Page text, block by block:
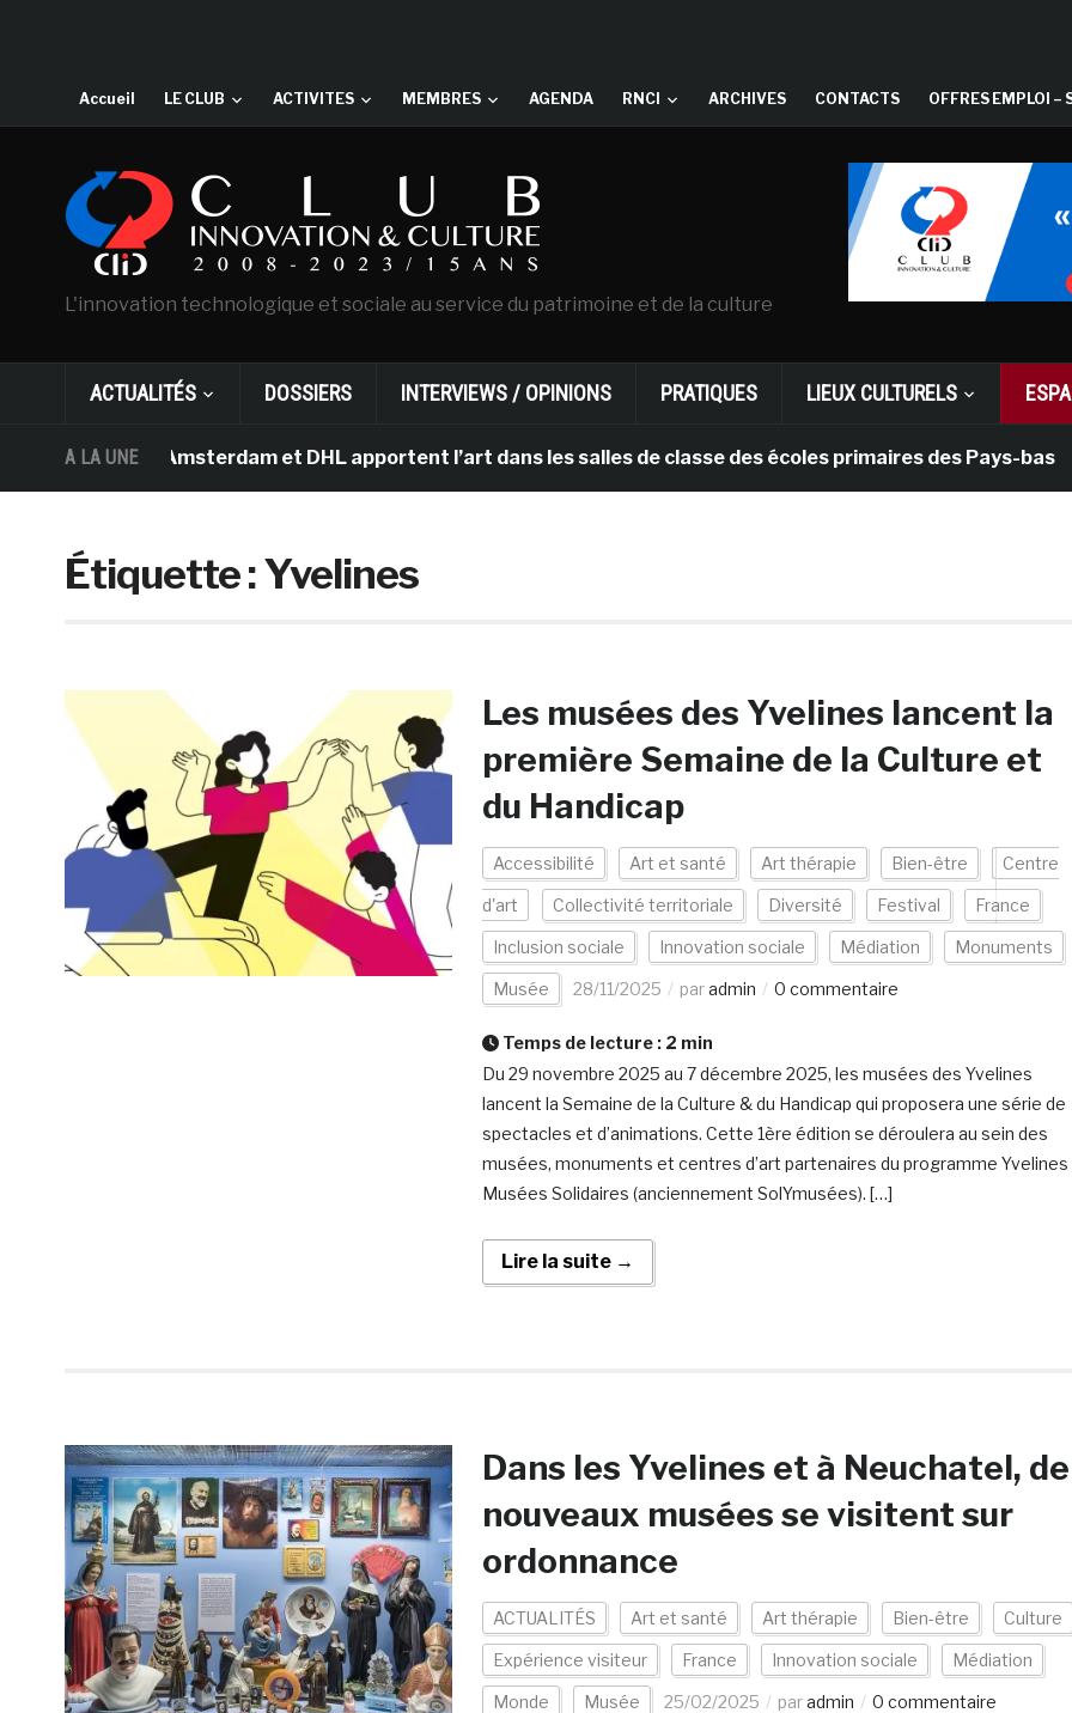
Accueil LE CLUB ACTIVITES MEMBRES AGENDA RNCI ARCHIVES CONTACTS OFFRES EMPLOI –
L'innovation technologique et sociale au service du patrimoine et de la culture
ACTUALITÉS DOSSIERS INTERVIEWS / OPINIONS PRATIQUES LIEUX CULTURELS
A LA UNE
Gogh d’Amsterdam et DHL apportent l’art dans les salles de classe des écoles primaires des Pays-bas il
Étiquette :Yvelines
Les musées des Yvelines lancent la
première Semaine de la Culture et
du Handicap
Accessibilité Art et santé Art thérapie Bien-être Centre
d'art Collectivité territoriale Diversité Festival France
Inclusion sociale Innovation sociale Médiation Monuments
Musée 28/11/2025 paradmin 0 commentaire
Temps de lecture : 2 min
Du 29 novembre 2025 au 7 décembre 2025, les musées des Yvelines
lancent la Semaine de la Culture & du Handicap qui proposera une série de
spectacles et d’animations. Cette 1ère édition se déroulera au sein des
musées, monuments et centres d’art partenaires du programme Yvelines
Musées Solidaires (anciennement SolYmusées). […]
Lire la suite →
Dans les Yvelines et à Neuchatel, de
nouveaux musées se visitent sur
ordonnance
ACTUALITÉS Art et santé Art thérapie Bien-être Culture
Expérience visiteur France Innovation sociale Médiation
Monde Musée 25/02/2025 paradmin 0 commentaire